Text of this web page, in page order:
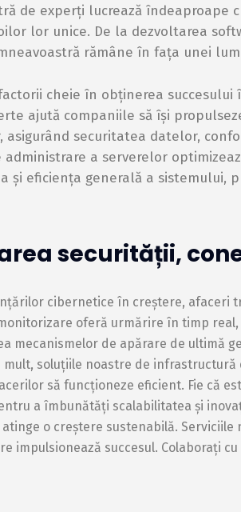
de experți lucrează
lor unice. De la dezvoltarea
rămâne în fața unei
cheie în obținerea
ajută companiile să își
asigurând securitatea datelor,
administrare a serverelor
și eficiența generală a sistemului,
securității,
cibernetice în creștere, afaceri
oferă urmărire în timp
mecanismelor de apărare de ultimă
mult, soluțiile noastre de
să funcționeze eficient. Fie că
a îmbunătăți scalabilitatea și
o creștere sustenabilă.
impulsionează succesul. Colaborați